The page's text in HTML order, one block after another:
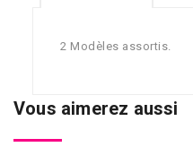
2 Modèles assortis.
Vous aimerez aussi